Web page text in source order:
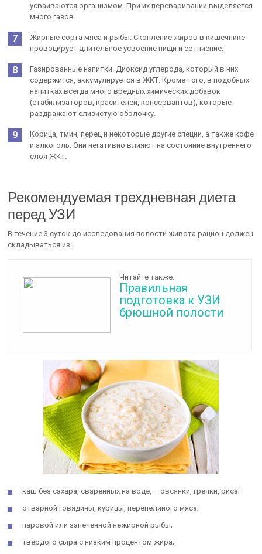
усваиваются организмом. При их переваривании выделяется
много газов.
Жирные сорта мяса и рыбы. Скопление жиров в кишечнике
провоцирует длительное усвоение пищи и ее гниение.
Газированные напитки. Диоксид углерода, который в них
содержится, аккумулируется в ЖКТ. Кроме того, в подобных
напитках всегда много вредных химических добавок
(стабилизаторов, красителей, консервантов), которые
раздражают слизистую оболочку.
Корица, тмин, перец и некоторые другие специи, а также кофе
и алкоголь. Они негативно влияют на состояние внутреннего
слоя ЖКТ.
Рекомендуемая трехдневная диета
перед УЗИ
В течение 3 суток до исследования полости живота рацион должен
складываться из:
Читайте также:
Правильная
подготовка к УЗИ
брюшной полости
каш без сахара, сваренных на воде, – овсянки, гречки, риса;
отварной говядины, курицы, перепелиного мяса;
паровой или запеченной нежирной рыбы;
твердого сыра с низким процентом жира;